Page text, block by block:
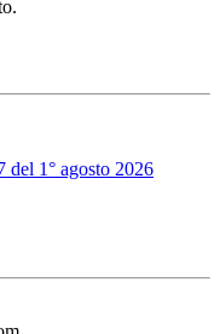
1° agosto 2026